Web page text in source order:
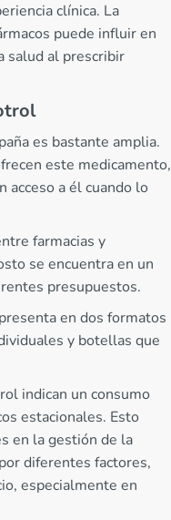
clínica. La
puede influir en
salud al prescribir
es bastante amplia.
este medicamento,
acceso a él cuando lo
farmacias y
se encuentra en un
presupuestos.
en dos formatos
y botellas que
indican un consumo
estacionales. Esto
en la gestión de la
diferentes factores,
especialmente en